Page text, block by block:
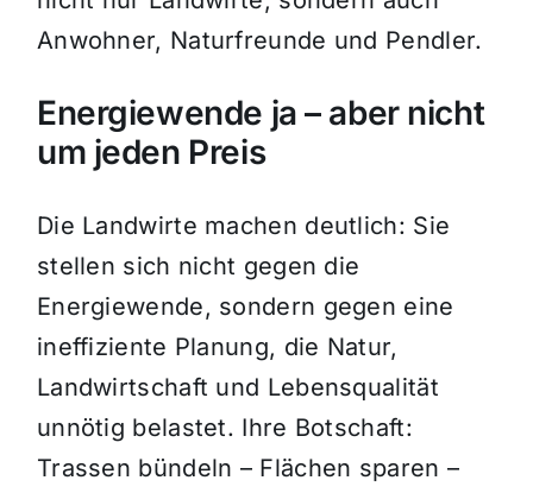
Anwohner, Naturfreunde und Pendler.
Energiewende ja – aber nicht
um jeden Preis
Die Landwirte machen deutlich: Sie
stellen sich nicht gegen die
Energiewende, sondern gegen eine
ineffiziente Planung, die Natur,
Landwirtschaft und Lebensqualität
unnötig belastet. Ihre Botschaft:
Trassen bündeln – Flächen sparen –